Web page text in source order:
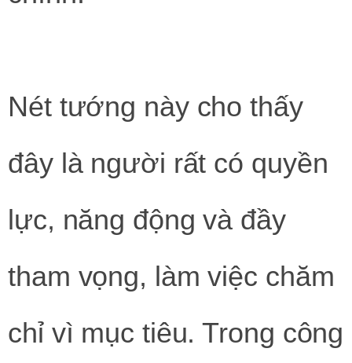
Nét tướng này cho thấy
đây là người rất có quyền
lực, năng động và đầy
tham vọng, làm việc chăm
chỉ vì mục tiêu. Trong công